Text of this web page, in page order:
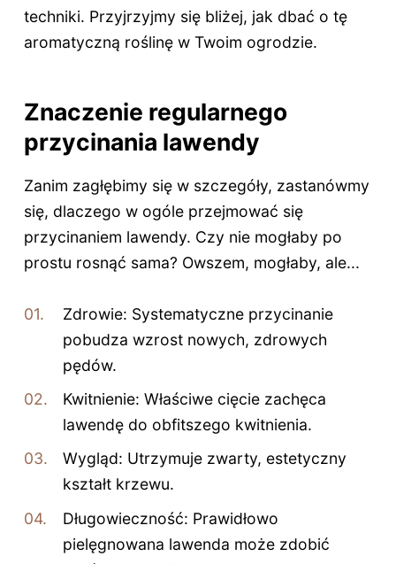
techniki. Przyjrzyjmy się bliżej, jak dbać o tę
aromatyczną roślinę w Twoim ogrodzie.
Znaczenie regularnego
przycinania lawendy
Zanim zagłębimy się w szczegóły, zastanówmy
się, dlaczego w ogóle przejmować się
przycinaniem lawendy. Czy nie mogłaby po
prostu rosnąć sama? Owszem, mogłaby, ale...
Zdrowie: Systematyczne przycinanie
pobudza wzrost nowych, zdrowych
pędów.
Kwitnienie: Właściwe cięcie zachęca
lawendę do obfitszego kwitnienia.
Wygląd: Utrzymuje zwarty, estetyczny
kształt krzewu.
Długowieczność: Prawidłowo
pielęgnowana lawenda może zdobić